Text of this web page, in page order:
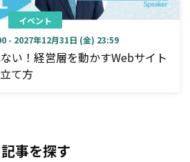
イベント
- 2027年12月31日 (金) 23:59
い！経営層を動かすWebサイト
て方
事を探す